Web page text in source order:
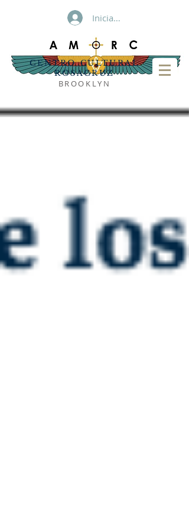
Iniciar sesión
CENTRO CULTURAL
ROSACRUZ
BROOKLYN